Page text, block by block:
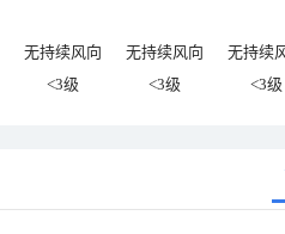
无持续风向 无持续风向
无持续
<3级 <3级 <3级